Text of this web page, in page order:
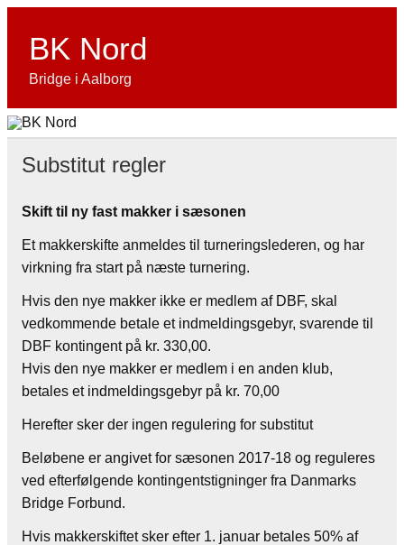
Skip
contentBK Nord
Bridge i Aalborg
Substitut regler
Skift til ny fast makker i sæsonen
Et makkerskifte anmeldes til turneringslederen, og har
virkning fra start på næste turnering.
Hvis den nye makker ikke er medlem af DBF, skal
vedkommende betale et indmeldingsgebyr, svarende til
DBF kontingent på kr. 330,00.
Hvis den nye makker er medlem i en anden klub,
betales et indmeldingsgebyr på kr. 70,00
Herefter sker der ingen regulering for substitut
Beløbene er angivet for sæsonen 2017-18 og reguleres
ved efterfølgende kontingentstigninger fra Danmarks
Bridge Forbund.
Hvis makkerskiftet sker efter 1. januar betales 50% af